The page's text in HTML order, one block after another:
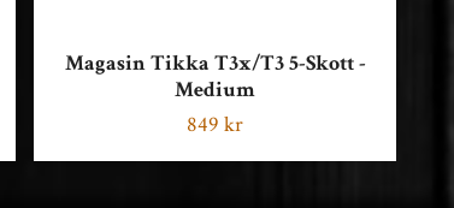
Magasin Tikka T3x/T3 5-Skott -
Medium
849 kr